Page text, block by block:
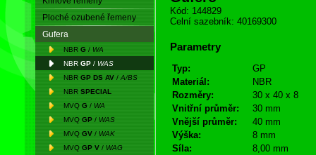
Ploché ozubené řemeny
Gufera
NBR G / WA
NBR GP / WAS
NBR GP DS AV / A/BS
NBR SPECIAL
MVQ G / WA
MVQ GP / WAS
MVQ GV / WAK
MVQ GP V / WAG
Kód: 144829
Celní sazebník: 40169300
Parametry
Typ:
GP
Materiál:
NBR
Rozměry:
30 x 40 x 8
Vnitřní průměr:
30 mm
Vnější průměr:
40 mm
Výška:
8 mm
Síla:
8,00 mm